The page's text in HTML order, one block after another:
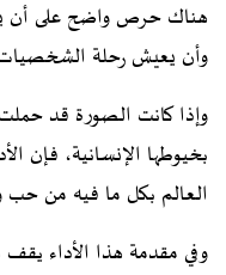
هناك حرص واضح على أن
وأن يعيش رحلة الشخصيات
وإذا كانت الصورة قد
بخيوطها الإنسانية، فإن
العالم بكل ما فيه من حب
وفي مقدمة هذا الأداء